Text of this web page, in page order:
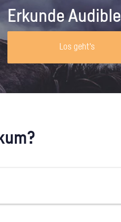
Anruf
Erkunde Audible
Los geht's